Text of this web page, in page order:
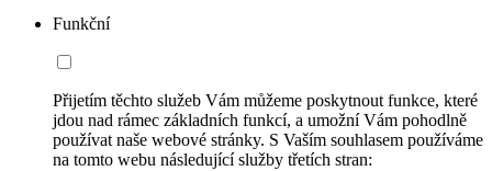
Funkční
Přijetím těchto služeb Vám můžeme poskytnout funkce, které
jdou nad rámec základních funkcí, a umožní Vám pohodlně
používat naše webové stránky. S Vaším souhlasem používáme
na tomto webu následující služby třetích stran: